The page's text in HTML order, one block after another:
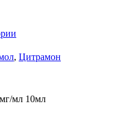
, Цитрамон
мл 10мл